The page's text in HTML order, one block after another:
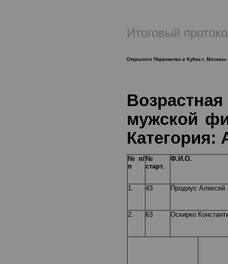
Итоговый
Открытого Первенства и Кубка г. Москвы-
Возрастная
Категория:
№ п/
п
№
старт.
Ф.И.О.
1. 43 Продиус Алексей
2. 63 Оскирко